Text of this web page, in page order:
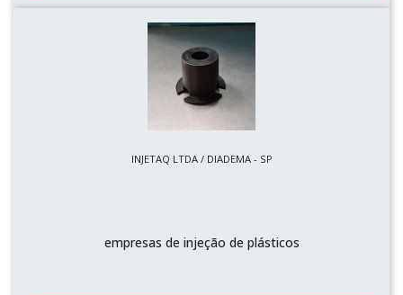
INJETAQ LTDA / DIADEMA - SP
empresas de injeção de plásticos